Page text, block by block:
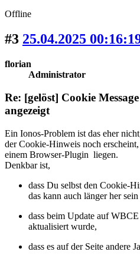
Offline
#3 25.04.2025
florian
Administrator
Re: [gelöst] Cookie
angezeigt
Ein Ionos-Problem ist das eher
der Cookie-Hinweis noch
einem Browser-Plugin liegen.
Denkbar ist,
dass Du selbst den Cookie-
das kann auch länger her sein
dass beim Update auf
aktualisiert wurde,
dass es auf der Seite andere